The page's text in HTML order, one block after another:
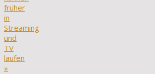
früher
in
Streaming
und
TV
laufen
»